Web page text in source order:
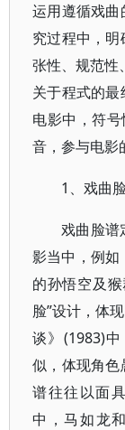
运用遵循戏
究过程中，
张性、规范
关于程式的
电影中，符
音，参与电影
1、戏曲
戏曲脸谱
影当中，例如
的孙悟空及
脸”设计，体
谈》(1983)
似，体现角
谱往往以面
中，马如龙